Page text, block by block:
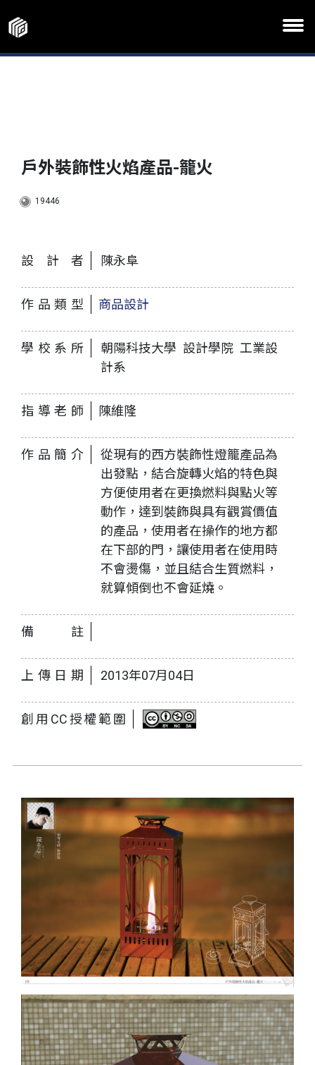
戶外裝飾性火焰產品-籠火
19446
設計者 陳永阜
作品類型 商品設計
學校系所
朝陽科技大學 設計學院 工業設
計系
指導老師 陳維隆
作品簡介
從現有的西方裝飾性燈籠產品為
出發點，結合旋轉火焰的特色與
方便使用者在更換燃料與點火等
動作，達到裝飾與具有觀賞價值
的產品，使用者在操作的地方都
在下部的門，讓使用者在使用時
不會燙傷，並且結合生質燃料，
就算傾倒也不會延燒。
備註
上傳日期 2013年07月04日
創用CC授權範圍